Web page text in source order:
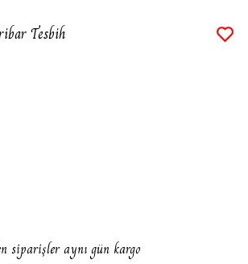
Tesbih
siparişler aynı gün kargo